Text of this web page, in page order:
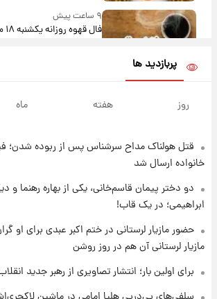
۹ ساعت پیش
فال قهوه روزانه یکشنبه ۱۸ مرداد ماه ۱۴۰۵
۱۷ ساعت پیش
لیونل مسی عزادار شد! +
۲۱ ساعت پیش
لحظه برخورد رعد و برق به
پربازدید ها
روز هفته ماه
قتل هولناک مداح سرشناس پس از ربوده شدن؛
خانواده ارسال شد
دو دختر پیمان قاسم‌خانی، یکی از بهاره رهنما و
ابراهیمی؛ در یک قاب!
حضور مازیار لرستانی در ختم اکبر عبدی برای او
مازیار لرستانی آن هم در روز روشن
برای اولین بار؛ انتشار تصاویری از رهبر جدید